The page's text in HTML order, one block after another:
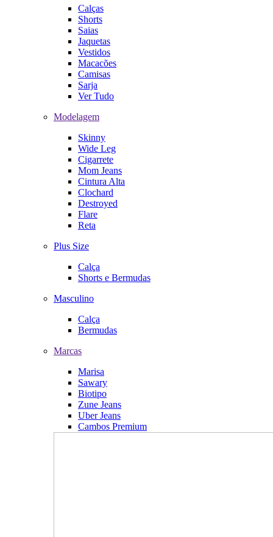
Calças
Shorts
Saias
Jaquetas
Vestidos
Macacões
Camisas
Sarja
Ver Tudo
Modelagem
Skinny
Wide Leg
Cigarrete
Mom Jeans
Cintura Alta
Clochard
Destroyed
Flare
Reta
Plus Size
Calça
Shorts e Bermudas
Masculino
Calça
Bermudas
Marcas
Marisa
Sawary
Biotipo
Zune Jeans
Uber Jeans
Cambos Premium